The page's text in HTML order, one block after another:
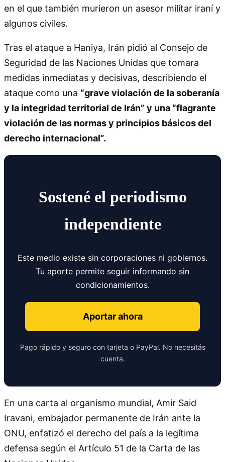
en el que también murieron un asesor militar iraní y
algunos civiles.
Tras el ataque a Haniya, Irán pidió al Consejo de
Seguridad de las Naciones Unidas que tomara
medidas inmediatas y decisivas, describiendo el
ataque como una “grave violación de la soberanía
y la integridad territorial de Irán” y una “flagrante
violación de las normas y principios básicos del
derecho internacional”.
Sostené el periodismo
independiente
Este medio existe sin corporaciones ni gobiernos.
Tu aporte permite seguir informando sin
condicionamientos.
Aportar ahora
Pago rápido y seguro con tarjeta o PayPal. No necesitás
cuenta.
En una carta al organismo mundial, Amir Said
Iravani, embajador permanente de Irán ante la
ONU, enfatizó el derecho del país a la legítima
defensa según el Artículo 51 de la Carta de las